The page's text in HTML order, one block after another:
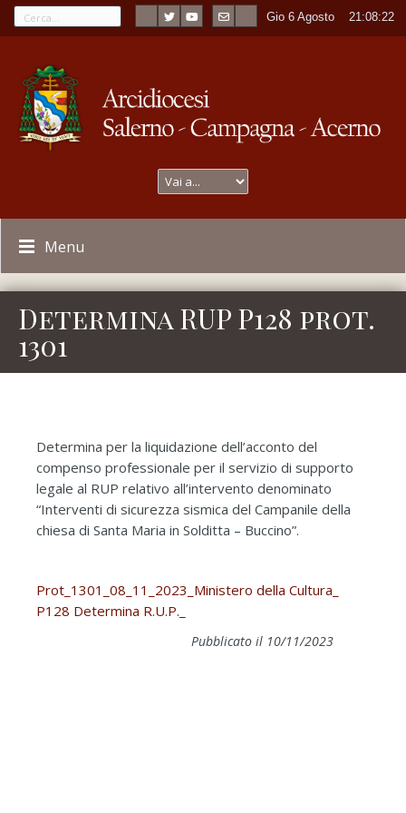
Gio 6 Agosto ----21:08:22
Menu
Determina RUP P128 prot.
1301
Determina per la liquidazione dell’acconto del
compenso professionale per il servizio di supporto
legale al RUP relativo all’intervento denominato
“Interventi di sicurezza sismica del Campanile della
chiesa di Santa Maria in Solditta – Buccino”.
Prot_1301_08_11_2023_Ministero della Cultura_
P128 Determina R.U.P._
Pubblicato il 10/11/2023